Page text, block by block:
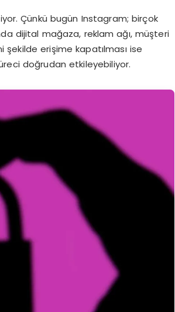
Çünkü bugün Instagram; birçok
dijital mağaza, reklam ağı, müşteri
şekilde erişime kapatılması ise
doğrudan etkileyebiliyor.